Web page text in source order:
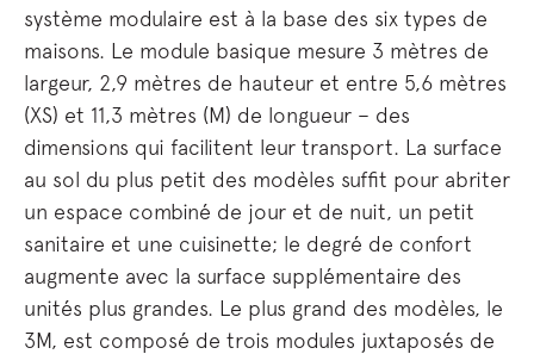
système modulaire est à la base des six types de
maisons. Le module basique mesure 3 mètres de
largeur, 2,9 mètres de hauteur et entre 5,6 mètres
(XS) et 11,3 mètres (M) de longueur – des
dimensions qui facilitent leur transport. La surface
au sol du plus petit des modèles suffit pour abriter
un espace combiné de jour et de nuit, un petit
sanitaire et une cuisinette; le degré de confort
augmente avec la surface supplémentaire des
unités plus grandes. Le plus grand des modèles, le
3M, est composé de trois modules juxtaposés de